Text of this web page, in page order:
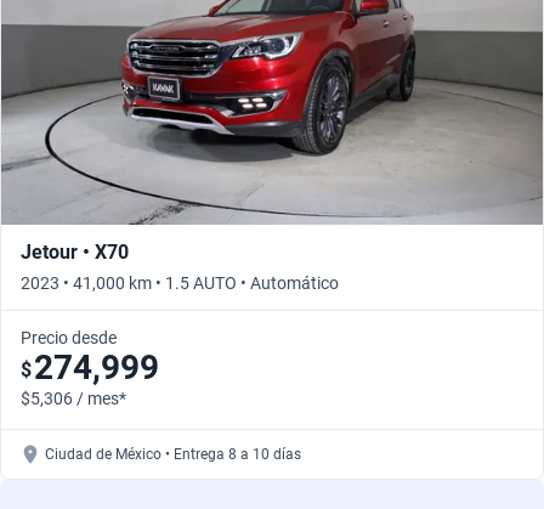
Busca por año
Jetour • X70
2023 • 41,000 km • 1.5 AUTO • Automático
Precio desde
$274,999
$5,306 / mes*
Ciudad de México • Entrega 8 a 10 días